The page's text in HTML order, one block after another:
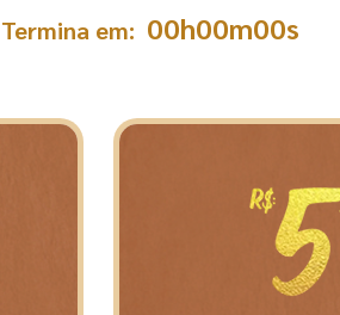
Termina em: 00h00m00s